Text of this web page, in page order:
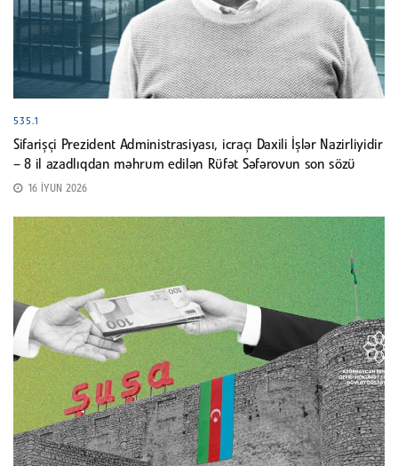
535.1
Sifarişçi Prezident Administrasiyası, icraçı Daxili İşlər Nazirliyidir
– 8 il azadlıqdan məhrum edilən Rüfət Səfərovun son sözü
16 İYUN 2026